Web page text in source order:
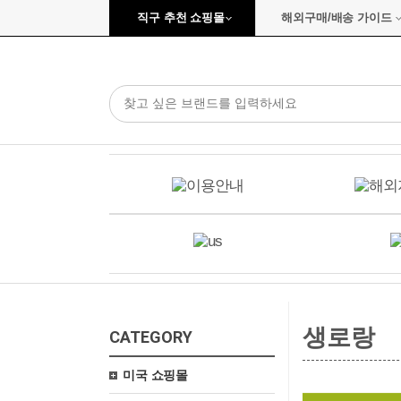
직구 추천 쇼핑몰 해외구매/배송 가이드
CATEGORY
미국 쇼핑몰
생로랑